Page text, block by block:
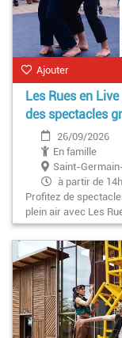
Ajouter
Les Rues en
des spectacles
26/09/2026
En famille
Saint-
à partir de 14h
Profitez de
plein air avec Les